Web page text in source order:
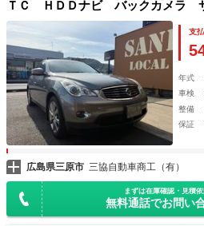
ＴＣ ＨＤＤナビ バックカメラ
Ｖ Ｂｌｕｅｔｏｏｔｈ ＣＤ Ｄ
ト スマートキー オートエアコ
Ｓ 横滑り防止装置
支
年式
車検
整備
保証
広島県三原市 三協自動車商工（有）
まずは在庫確認・見積
無料通話でお問い